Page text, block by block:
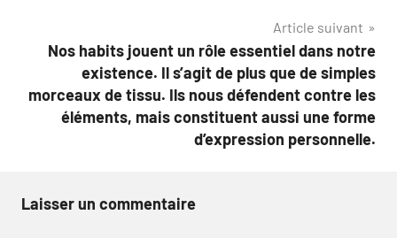
Article suivant
Nos habits jouent un rôle essentiel dans notre
existence. Il s’agit de plus que de simples
morceaux de tissu. Ils nous défendent contre les
éléments, mais constituent aussi une forme
d’expression personnelle.
Laisser un commentaire